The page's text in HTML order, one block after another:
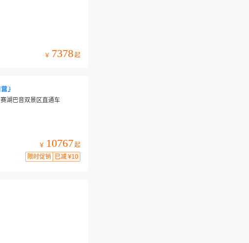
￥ 7378起
湖巴音双景区直通车
￥ 10767起
限时促销
已减 ¥10